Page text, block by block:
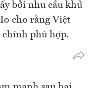
bởi nhu cầu khử
cho rằng Việt
chính phù hợp.